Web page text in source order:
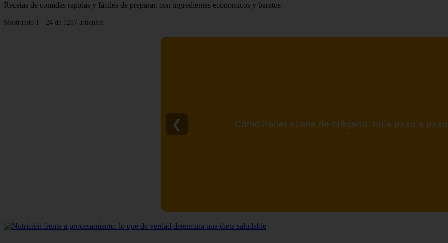
Recetas de comidas rapidas y fáciles de preparar, con ingredientes ecónomicos y baratos
Mostrando 1 - 24 de 1287 artículos
Contraindicaciones del espino amarillo: conocelas
❮